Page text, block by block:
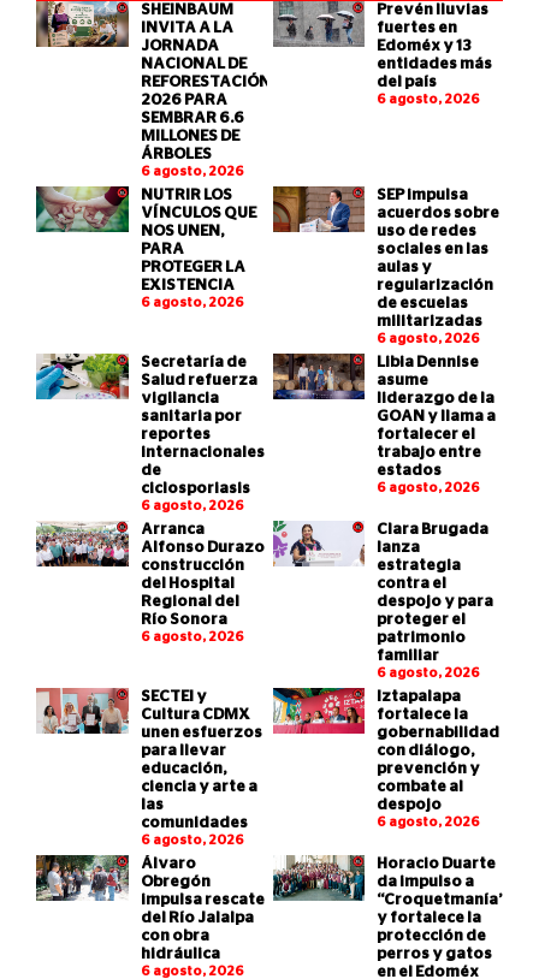
SHEINBAUM
INVITA A LA
JORNADA
NACIONAL DE
REFORESTACIÓN
2026 PARA
SEMBRAR 6.6
MILLONES DE
ÁRBOLES
6 agosto, 2026
Prevén lluvias
fuertes en
Edoméx y 13
entidades más
del país
6 agosto, 2026
NUTRIR LOS
VÍNCULOS QUE
NOS UNEN,
PARA
PROTEGER LA
EXISTENCIA
6 agosto, 2026
SEP impulsa
acuerdos sobre
uso de redes
sociales en las
aulas y
regularización
de escuelas
militarizadas
6 agosto, 2026
Secretaría de
Salud refuerza
vigilancia
sanitaria por
reportes
internacionales
de
ciclosporiasis
6 agosto, 2026
Libia Dennise
asume
liderazgo de la
GOAN y llama a
fortalecer el
trabajo entre
estados
6 agosto, 2026
Arranca
Alfonso Durazo
construcción
del Hospital
Regional del
Río Sonora
6 agosto, 2026
Clara Brugada
lanza
estrategia
contra el
despojo y para
proteger el
patrimonio
familiar
6 agosto, 2026
SECTEI y
Cultura CDMX
unen esfuerzos
para llevar
educación,
ciencia y arte a
las
comunidades
6 agosto, 2026
Iztapalapa
fortalece la
gobernabilidad
con diálogo,
prevención y
combate al
despojo
6 agosto, 2026
Álvaro
Obregón
impulsa rescate
del Río Jalalpa
con obra
hidráulica
6 agosto, 2026
Horacio Duarte
da impulso a
“Croquetmanía”
y fortalece la
protección de
perros y gatos
en el Edoméx